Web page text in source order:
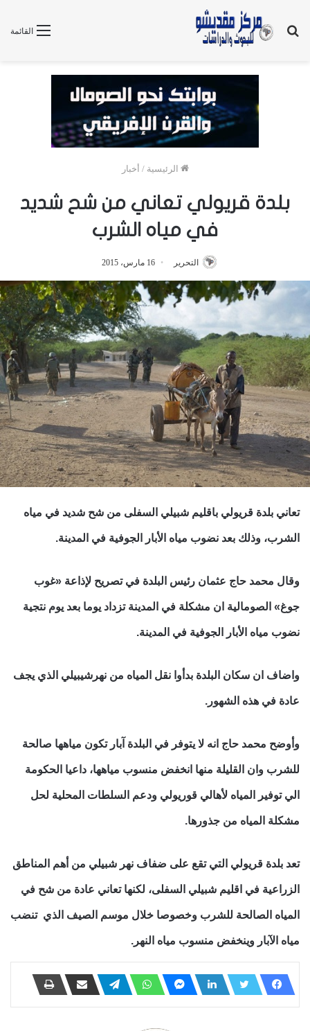
القائمة
بحث
الرئيسية / أخبار
بلدة قريولي تعاني من شح شديد
في مياه الشرب
التحرير 16 مارس، 2015
تعاني بلدة قريولي باقليم شبيلي السفلى من شح شديد في مياه
الشرب، وذلك بعد نضوب مياه الأبار الجوفية في المدينة.
وقال محمد حاج عثمان رئيس البلدة في تصريح لإذاعة «غوب
جوغ» الصومالية ان مشكلة في المدينة تزداد يوما بعد يوم نتجية
نضوب مياه الأبار الجوفية في المدينة.
واضاف ان سكان البلدة بدأوا نقل المياه من نهرشيبيلي الذي يجف
عادة في هذه الشهور.
وأوضح محمد حاج انه لا يتوفر في البلدة آبار تكون مياهها صالحة
للشرب وان القليلة منها انخفض منسوب مياهها، داعيا الحكومة
الي توفير المياه لأهالي قوريولي ودعم السلطات المحلية لحل
مشكلة المياه من جذورها.
تعد بلدة قريولي التي تقع على ضفاف نهر شبيلي من أهم المناطق
الزراعية في اقليم شبيلي السفلى، لكنها تعاني عادة من شح في
المياه الصالحة للشرب وخصوصا خلال موسم الصيف الذي تنضب
مياه الآبار وينخفض منسوب مياه النهر.